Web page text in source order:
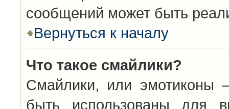
сообщений может быть
Вернуться к началу
Что такое смайлики?
Смайлики, или эмотиконы
быть использованы для